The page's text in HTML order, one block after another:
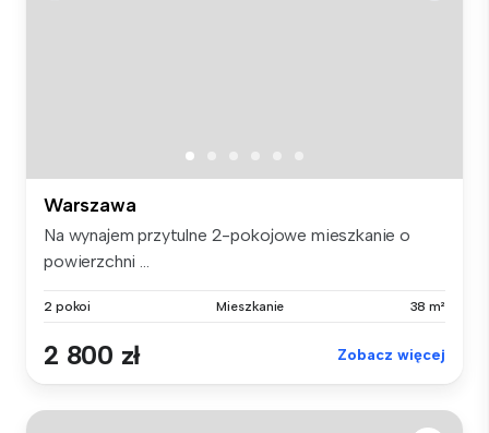
Warszawa
Na wynajem przytulne 2-pokojowe mieszkanie o
powierzchni ...
2 pokoi Mieszkanie 38 m²
2 800 zł Zobacz więcej